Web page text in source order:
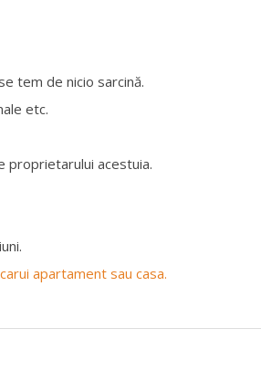
tem de nicio sarcină.
etc.
proprietarului acestuia.
apartament sau casa.